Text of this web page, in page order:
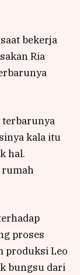
bekerja
Ria
kala itu
hal.
rumah
proses
produksi Leo
bungsu dari